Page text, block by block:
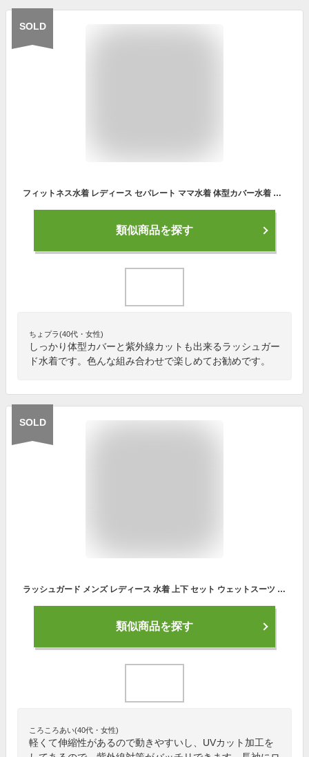
SOLD
フィットネス水着 レディース セパレート ママ水着 体型カバー水着 ラッシュガード 長袖 レギンス 6点上下セット ぽっちゃり ママ水着 20代 30代 40代 50代 かわいい 大きいサイズ 3L 4L 5L 6L 紫外線対策 オトナ女子 脚 二の腕 太もも お尻 お腹 カバーアップ 露出控えめ
類似商品を探す
ちょプラ(40代・女性)
しっかり体型カバーと紫外線カットも出来るラッシュガー
ド水着です。色んな組み合わせで楽しめてお勧めです。
SOLD
ラッシュガード メンズ レディース 水着 上下 セット ウェットスーツ 長袖 レギンス サーフパンツ フィットネス 男性 女性 温泉 ビーチ 水泳 スイミング UVカット 吸汗 速乾 メンズ3点セット レディース5点セット Ys factory
類似商品を探す
ころころあい(40代・女性)
軽くて伸縮性があるので動きやすいし、UVカット加工を